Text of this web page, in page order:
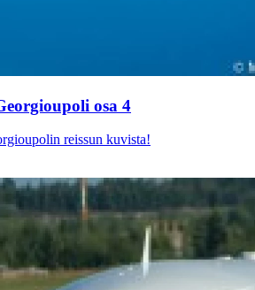
osa 4
reissun kuvista!